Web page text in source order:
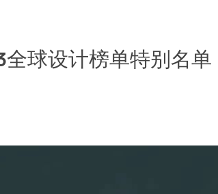
球设计榜单特别名单